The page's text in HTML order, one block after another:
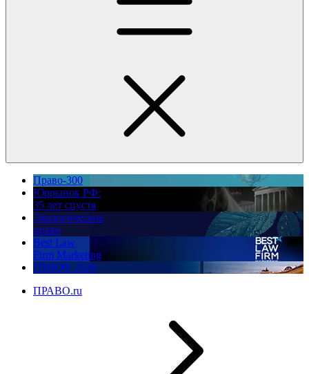
Право-300
Юррынок РФ:
35 лет спустя
Экологическое
право
Best Law
Firm Marketing
ПМЮФ 2026
ПРАВО.ru